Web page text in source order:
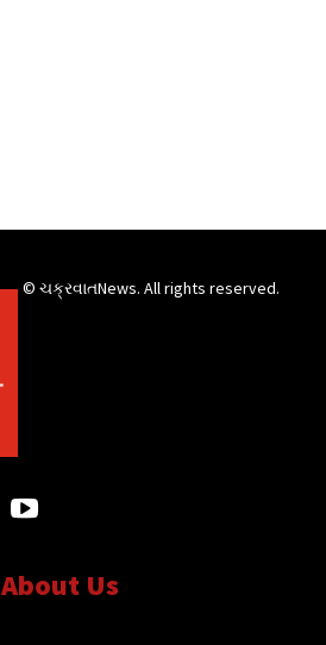
© ચક્રવાતNews. All rights reserved.
About Us